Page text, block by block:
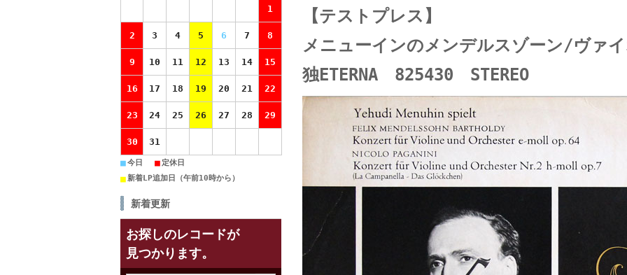
【テストプレス】
メニューインのメンデルスゾーン/ヴァ
独ETERNA 825430 STEREO
1
2 3 4 5 6 7 8
9 10 11 12 13 14 15
16 17 18 19 20 21 22
23 24 25 26 27 28 29
30 31
■今日 ■ 定休日
■新着LP追加日（午前10時から）
新着更新
お探しのレコードが
見つかります。